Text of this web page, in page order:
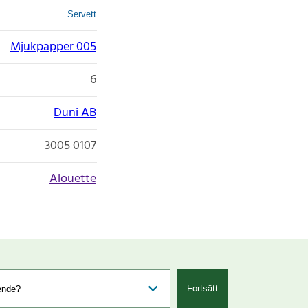
Servett
Mjukpapper 005
6
Duni AB
3005 0107
Alouette
Fortsätt